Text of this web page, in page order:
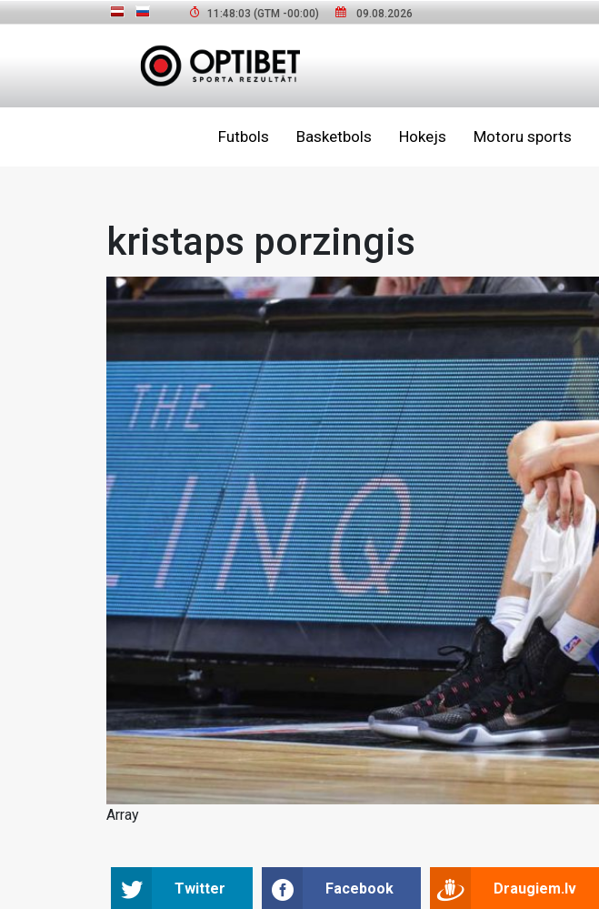
11:48:04 (GTM -00:00) 09.08.2026
Futbols Basketbols Hokejs Motoru sports
kristaps porzingis
Array
Twitter Facebook Draugiem.lv